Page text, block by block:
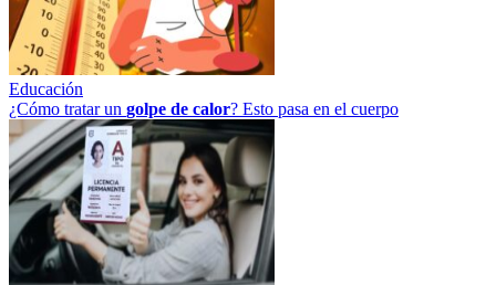
Educación
¿Cómo tratar un golpe de calor? Esto pasa en el cuerpo